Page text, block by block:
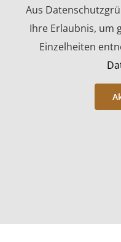
Aus
Ihre Erlaubnis, um
Einzelheiten